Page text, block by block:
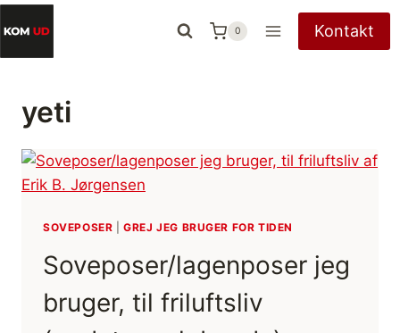
Fortsæt
til
indhold
0 Kontakt
yeti
SOVEPOSER |GREJ JEG BRUGER FOR TIDEN
Soveposer/lagenposer jeg
bruger, til friluftsliv